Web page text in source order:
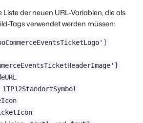
Liste der neuen URL-Variablen, die als
Tags verwendet werden müssen:
1TP12StandortSymbol